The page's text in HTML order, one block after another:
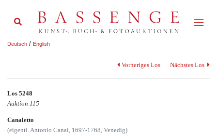
Deutsch / English
Vorheriges Los Nächstes Los
Los 5248
Auktion 115
Canaletto
(eigentl. Antonio Canal, 1697-1768, Venedig)